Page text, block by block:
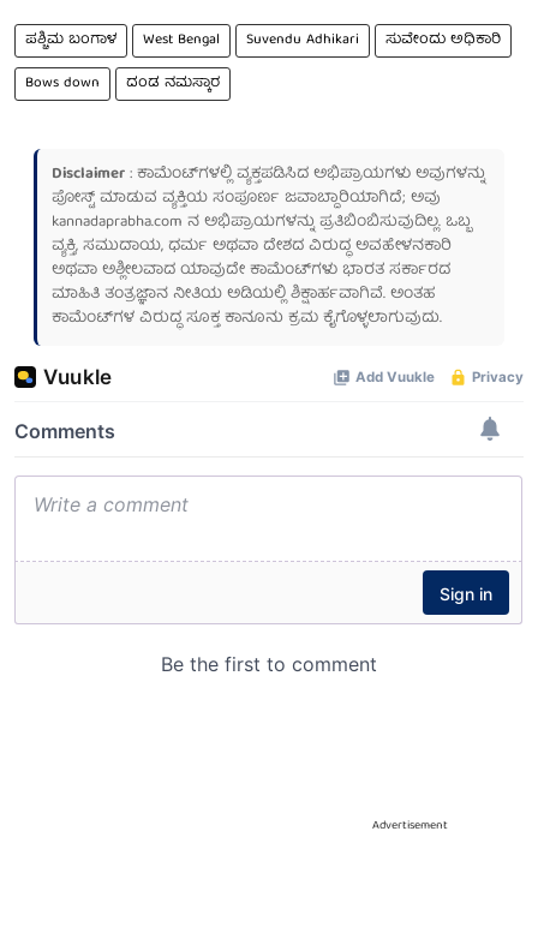
ಪಶ್ಚಿಮ ಬಂಗಾಳ West Bengal Suvendu Adhikari
ಸುವೇಂದು ಅಧಿಕಾರಿ
Bows down
ದಂಡ ನಮಸ್ಕಾರ
Disclaimer: ಕಾಮೆಂಟ್‌ಗಳಲ್ಲಿ ವ್ಯಕ್ತಪಡಿಸಿದ ಅಭಿಪ್ರಾಯಗಳು ಅವುಗಳನ್ನು
ಪೋಸ್ಟ್ ಮಾಡುವ ವ್ಯಕ್ತಿಯ ಸಂಪೂರ್ಣ ಜವಾಬ್ದಾರಿಯಾಗಿದೆ; ಅವು
kannadaprabha.com ನ ಅಭಿಪ್ರಾಯಗಳನ್ನು ಪ್ರತಿಬಿಂಬಿಸುವುದಿಲ್ಲ. ಒಬ್ಬ
ವ್ಯಕ್ತಿ, ಸಮುದಾಯ, ಧರ್ಮ ಅಥವಾ ದೇಶದ ವಿರುದ್ಧ ಅವಹೇಳನಕಾರಿ
ಅಥವಾ ಅಶ್ಲೀಲವಾದ ಯಾವುದೇ ಕಾಮೆಂಟ್‌ಗಳು ಭಾರತ ಸರ್ಕಾರದ
ಮಾಹಿತಿ ತಂತ್ರಜ್ಞಾನ ನೀತಿಯ ಅಡಿಯಲ್ಲಿ ಶಿಕ್ಷಾರ್ಹವಾಗಿವೆ. ಅಂತಹ
ಕಾಮೆಂಟ್‌ಗಳ ವಿರುದ್ಧ ಸೂಕ್ತ ಕಾನೂನು ಕ್ರಮ ಕೈಗೊಳ್ಳಲಾಗುವುದು.
Advertisement